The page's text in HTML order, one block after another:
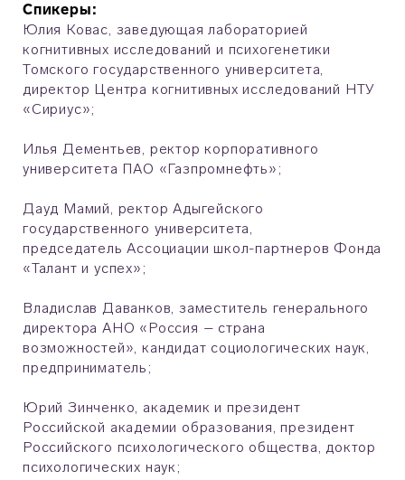
Спикеры:
Юлия Ковас, заведующая лабораторией
когнитивных исследований и психогенетики
Томского государственного университета,
директор Центра когнитивных исследований НТУ
«Сириус»;
Илья Дементьев, ректор корпоративного
университета ПАО «Газпромнефть»;
Дауд Мамий, ректор Адыгейского
государственного университета,
председатель Ассоциации школ-партнеров Фонда
«Талант и успех»;
Владислав Даванков, заместитель генерального
директора АНО «Россия – страна
возможностей», кандидат социологических наук,
предприниматель;
Юрий Зинченко, академик и президент
Российской академии образования, президент
Российского психологического общества, доктор
психологических наук;